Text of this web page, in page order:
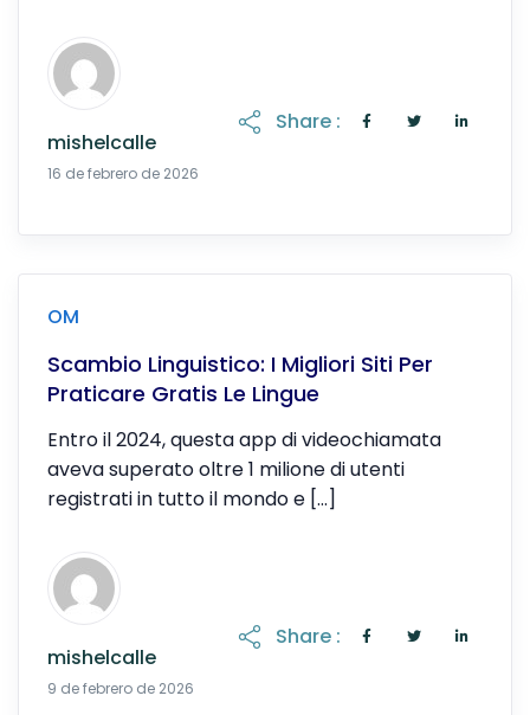
mishelcalle
16 de febrero de 2026
Share :
OM
Scambio Linguistico: I Migliori Siti Per
Praticare Gratis Le Lingue
Entro il 2024, questa app di videochiamata
aveva superato oltre 1 milione di utenti
registrati in tutto il mondo e […]
mishelcalle
9 de febrero de 2026
Share :